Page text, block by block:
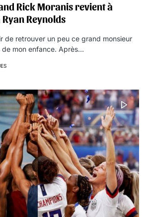
Rick Moranis revient à
Reynolds
de retrouver un peu ce grand monsieur
mon enfance. Après…